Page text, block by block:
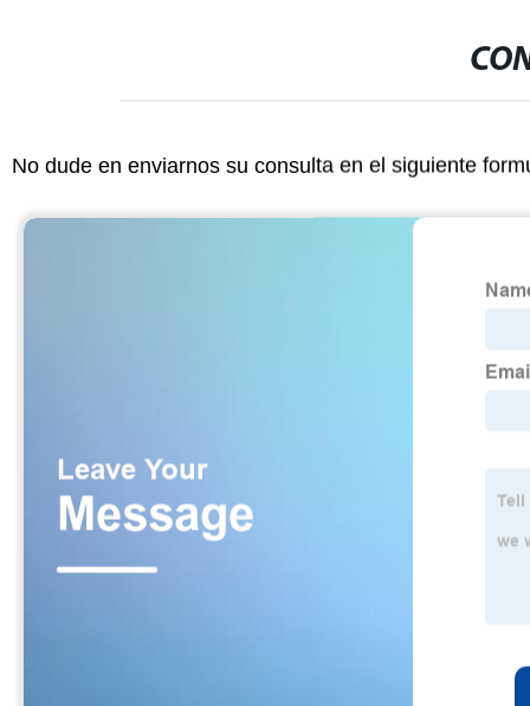
No dude en enviarnos su consulta en el siguiente